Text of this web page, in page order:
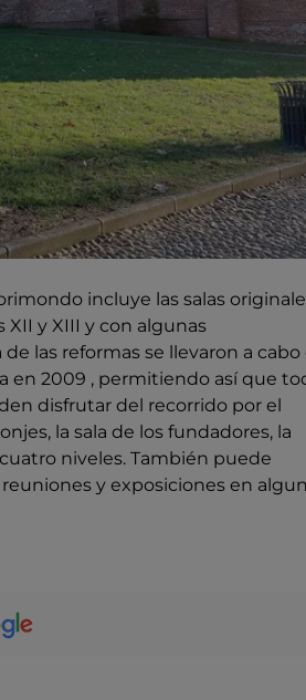
incluye las salas
XII y XIII y con algunas
las reformas se llevaron a cabo
en 2009 , permitiendo así que
disfrutar del recorrido por el
la sala de los fundadores, la
niveles. También puede
y exposiciones en